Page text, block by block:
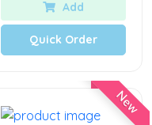
Add
Quick Order
New